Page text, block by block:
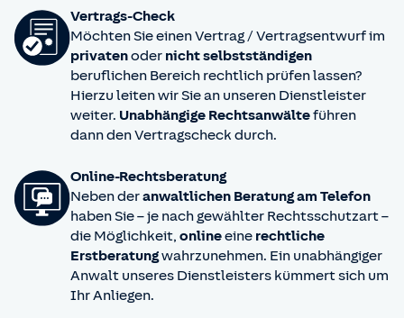
Vertrags-Check
Möchten Sie einen Vertrag / Vertragsentwurf im
privatenoder nicht selbstständigen
beruflichen Bereich rechtlich prüfen lassen?
Hierzu leiten wir Sie an unseren Dienstleister
weiter. Unabhängige Rechtsanwälteführen
dann den Vertragscheck durch.
Online-Rechtsberatung
Neben deranwaltlichen Beratung am Telefon
haben Sie – je nach gewählter Rechtsschutzart –
die Möglichkeit,onlineeine rechtliche
Erstberatungwahrzunehmen. Ein unabhängiger
Anwalt unseres Dienstleisters kümmert sich um
Ihr Anliegen.